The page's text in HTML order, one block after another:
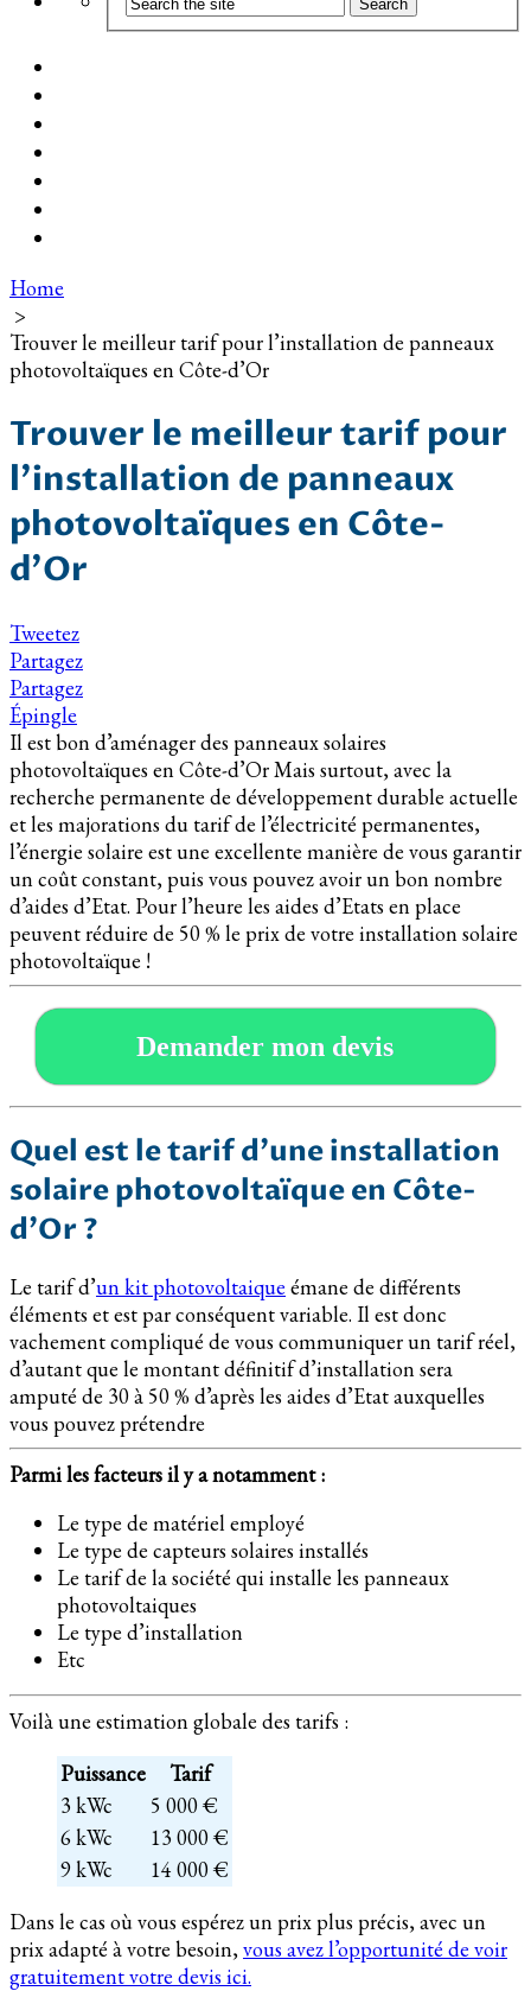
Home
>
Trouver le meilleur tarif pour l’installation de panneaux
photovoltaïques en Côte-d’Or
Trouver le meilleur tarif pour
l’installation de panneaux
photovoltaïques en Côte-
d’Or
Tweetez
Partagez
Partagez
Épingle
Il est bon d’aménager des panneaux solaires
photovoltaïques en Côte-d’Or Mais surtout, avec la
recherche permanente de développement durable actuelle
et les majorations du tarif de l’électricité permanentes,
l’énergie solaire est une excellente manière de vous garantir
un coût constant, puis vous pouvez avoir un bon nombre
d’aides d’Etat. Pour l’heure les aides d’Etats en place
peuvent réduire de 50 % le prix de votre installation solaire
photovoltaïque !
Demander mon devis
Quel est le tarif d’une installation
solaire photovoltaïque en Côte-
d’Or ?
Le tarif d’un kit photovoltaique émane de différents
éléments et est par conséquent variable. Il est donc
vachement compliqué de vous communiquer un tarif réel,
d’autant que le montant définitif d’installation sera
amputé de 30 à 50 % d’après les aides d’Etat auxquelles
vous pouvez prétendre
Parmi les facteurs il y a notamment :
Le type de matériel employé
Le type de capteurs solaires installés
Le tarif de la société qui installe les panneaux
photovoltaiques
Le type d’installation
Etc
Voilà une estimation globale des tarifs :
Puissance
Tarif
3 kWc
5 000 €
6 kWc
13 000 €
9 kWc
14 000 €
Dans le cas où vous espérez un prix plus précis, avec un
prix adapté à votre besoin,vous avez l’opportunité de voir
gratuitement votre devis ici.